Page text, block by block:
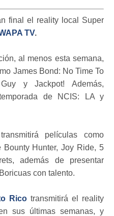
final el reality local Super
TV.
al menos esta semana,
James Bond: No Time To
y Jackpot! Además,
de NCIS: LA y
películas como
Hunter, Joy Ride, 5
además de presentar
con talento.
Rico transmitirá el reality
sus últimas semanas, y